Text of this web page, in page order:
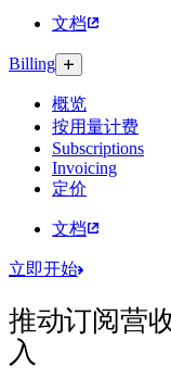
文档
Billing
概览
按用量计费
Subscriptions
Invoicing
定价
文档
立即开始
推动订阅营
入